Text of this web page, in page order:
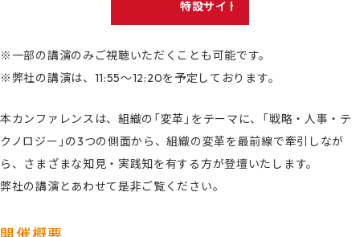
特設サイトはこちら
※一部の講演のみご視聴いただくことも可能です。
※弊社の講演は、11:55〜12:20を予定しております。
本カンファレンスは、組織の「変革」をテーマに、「戦略・人事・テ
クノロジー」の3つの側面から、組織の変革を最前線で牽引しなが
ら、さまざまな知見・実践知を有する方が登壇いたします。
弊社の講演とあわせて是非ご覧ください。